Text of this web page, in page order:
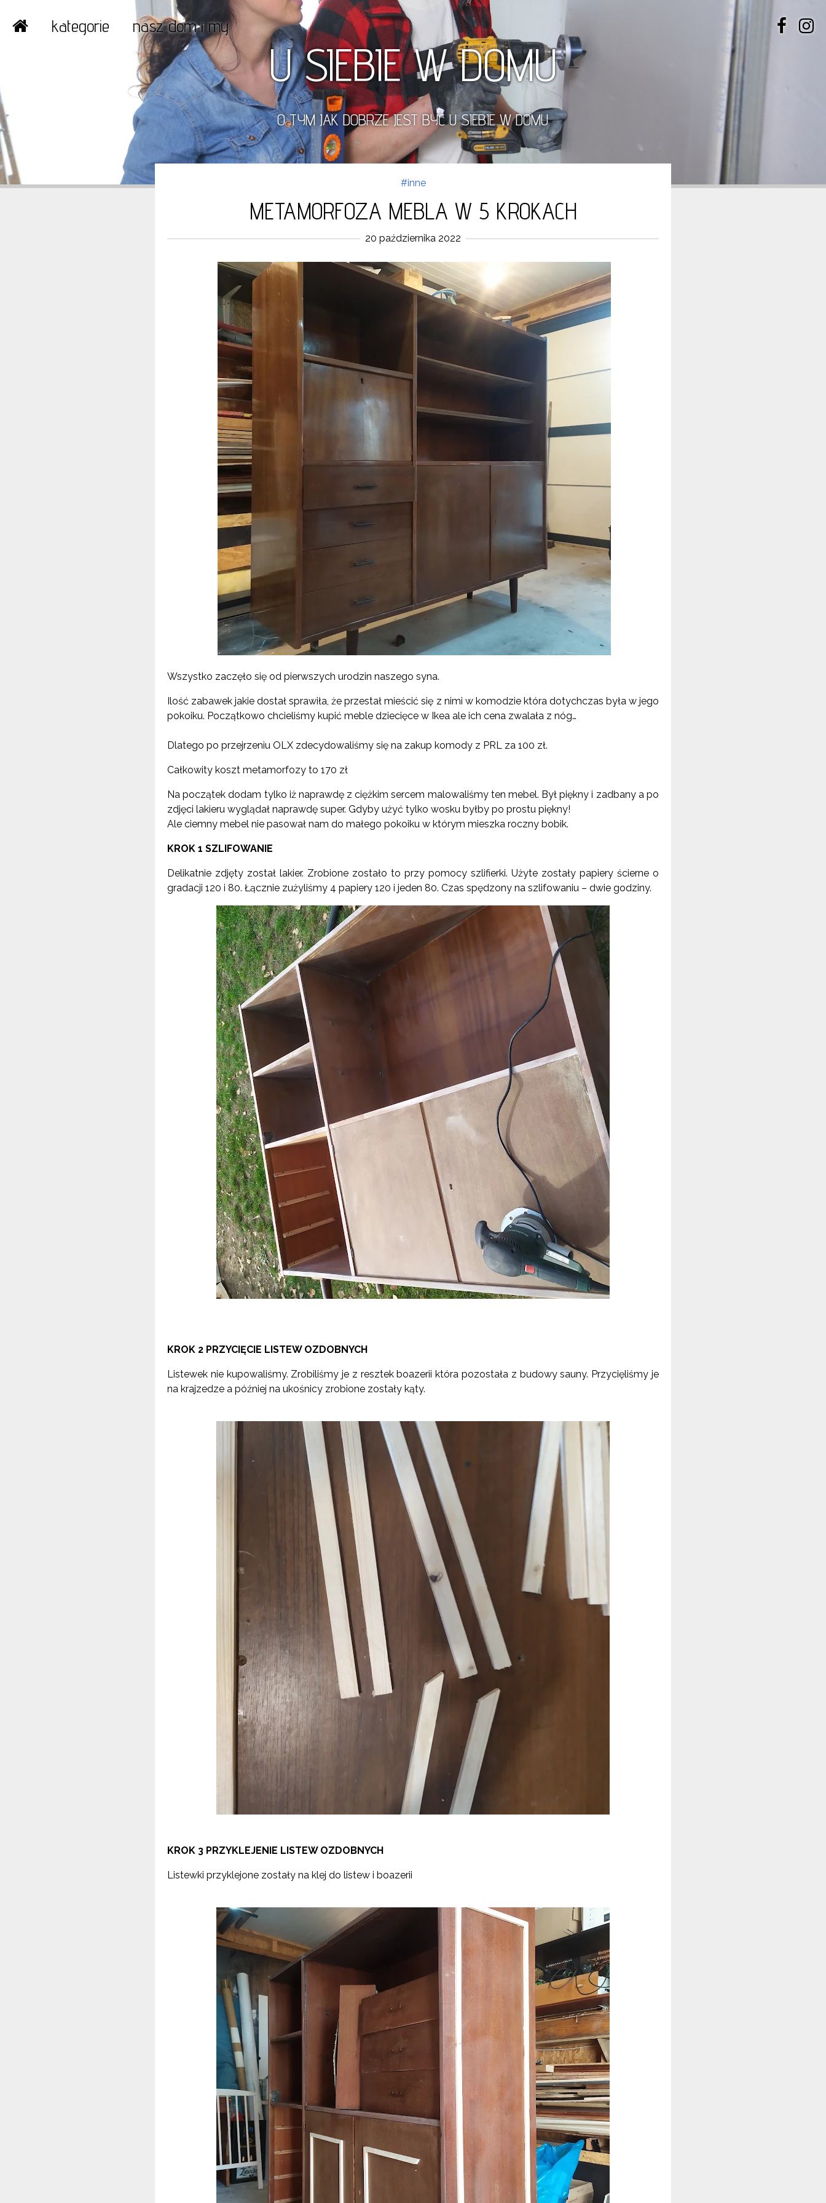
U SIEBIE W DOMU
O TYM JAK DOBRZE JEST BYĆ U SIEBIE W DOMU
kategorie nasz dom i my
#inne
METAMORFOZA MEBLA W 5 KROKACH
20 października 2022
Wszystko zaczęło się od pierwszych urodzin naszego syna.
Ilość zabawek jakie dostał sprawiła, że przestał mieścić się z nimi w komodzie która dotychczas była w jego
pokoiku. Początkowo chcieliśmy kupić meble dziecięce w Ikea ale ich cena zwalała z nóg…
Dlatego po przejrzeniu OLX zdecydowaliśmy się na zakup komody z PRL za 100 zł.
Całkowity koszt metamorfozy to 170 zł
Na początek dodam tylko iż naprawdę z ciężkim sercem malowaliśmy ten mebel. Był piękny i zadbany a po
zdjęci lakieru wyglądał naprawdę super. Gdyby użyć tylko wosku byłby po prostu piękny!
Ale ciemny mebel nie pasował nam do małego pokoiku w którym mieszka roczny bobik.
KROK 1 SZLIFOWANIE
Delikatnie zdjęty został lakier. Zrobione zostało to przy pomocy szlifierki. Użyte zostały papiery ścierne o
gradacji 120 i 80. Łącznie zużyliśmy 4 papiery 120 i jeden 80. Czas spędzony na szlifowaniu – dwie godziny.
KROK 2 PRZYCIĘCIE LISTEW OZDOBNYCH
Listewek nie kupowaliśmy. Zrobiliśmy je z resztek boazerii która pozostała z budowy sauny. Przycięliśmy je
na krajzedze a później na ukośnicy zrobione zostały kąty.
KROK 3 PRZYKLEJENIE LISTEW OZDOBNYCH
Listewki przyklejone zostały na klej do listew i boazerii